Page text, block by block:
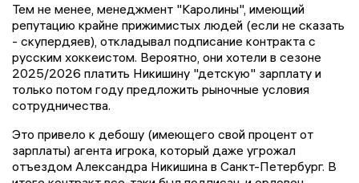
Тем не менее, менеджмент "Каролины", имеющий
репутацию крайне прижимистых людей (если не сказать
- скупердяев), откладывал подписание контракта с
русским хоккеистом. Вероятно, они хотели в сезоне
2025/2026 платить Никишину "детскую" зарплату и
только потом году предложить рыночные условия
сотрудничества.
Это привело к дебошу (имеющего свой процент от
зарплаты) агента игрока, который даже угрожал
отъездом Александра Никишина в Санкт-Петербург. В